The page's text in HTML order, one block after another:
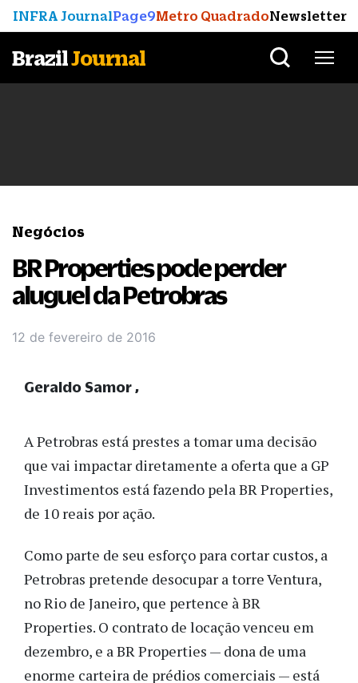
INFRA JournalPage9Metro QuadradoNewsletter
BrazilJournal
Negócios
BR Properties pode perder
aluguel da Petrobras
12 de fevereiro de 2016
A Petrobras está prestes a tomar uma decisão
que vai impactar diretamente a oferta que a GP
Investimentos está fazendo pela BR Properties,
de 10 reais por ação.
Como parte de seu esforço para cortar custos, a
Petrobras pretende desocupar a torre Ventura,
no Rio de Janeiro, que pertence à BR
Properties. O contrato de locação venceu em
dezembro, e a BR Properties — dona de uma
enorme carteira de prédios comerciais — está
Geraldo Samor